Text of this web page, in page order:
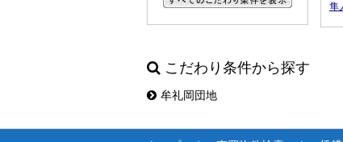
隼
こだわり条件から探す
牟礼岡団地